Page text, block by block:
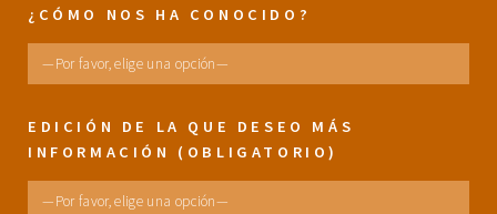
¿CÓMO NOS HA CONOCIDO?
EDICIÓN DE LA QUE DESEO MÁS
INFORMACIÓN (OBLIGATORIO)